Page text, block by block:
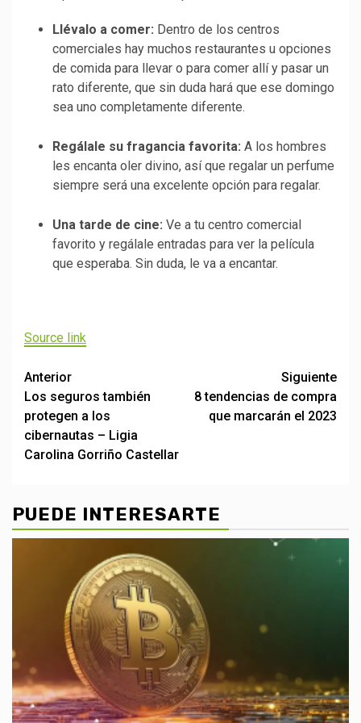
Llévalo a comer: Dentro de los centros
comerciales hay muchos restaurantes u opciones
de comida para llevar o para comer allí y pasar un
rato diferente, que sin duda hará que ese domingo
sea uno completamente diferente.
Regálale su fragancia favorita: A los hombres
les encanta oler divino, así que regalar un perfume
siempre será una excelente opción para regalar.
Una tarde de cine: Ve a tu centro comercial
favorito y regálale entradas para ver la película
que esperaba. Sin duda, le va a encantar.
Source link
Post
navigation
Anterior
Los seguros también
protegen a los
cibernautas – Ligia
Carolina Gorriño Castellar
Siguiente
8 tendencias de compra
que marcarán el 2023
PUEDE INTERESARTE